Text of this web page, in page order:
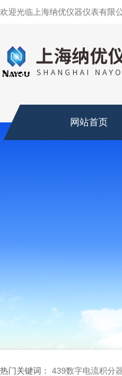
欢迎光临上海纳优仪器仪表有限
网站首页
热门关键词： 439数字电流积分